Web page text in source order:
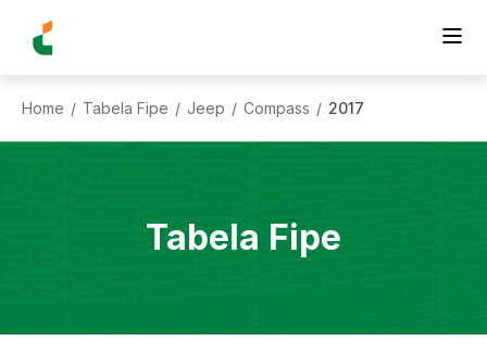
Home / Tabela Fipe / Jeep / Compass / 2017
Tabela Fipe